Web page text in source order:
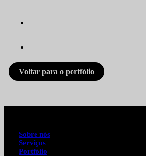
Voltar para o portfólio
Sobre nós
Serviços
Portfólio